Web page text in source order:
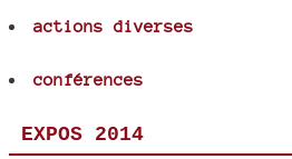
actions diverses
conférences
EXPOS 2014